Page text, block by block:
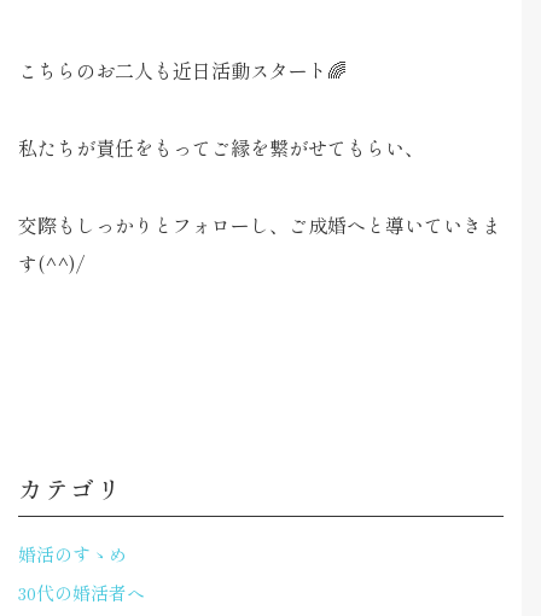
こちらのお二人も近日活動スタート🌈
私たちが責任をもってご縁を繋がせてもらい、
交際もしっかりとフォローし、ご成婚へと導いていきま
す(^^)/
カテゴリ
婚活のすゝめ
30代の婚活者へ